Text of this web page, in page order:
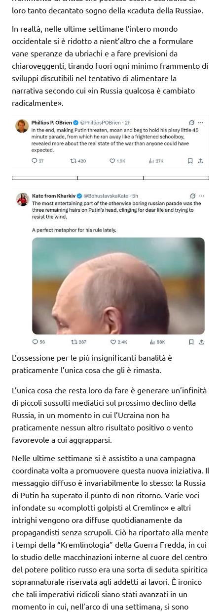
loro tanto decantato sogno della «caduta della Russia».
In realtà, nelle ultime settimane l’intero mondo
occidentale si è ridotto a nient’altro che a formulare
vane speranze da ubriachi e a fare previsioni da
chiaroveggenti, tirando fuori ogni minimo frammento di
sviluppi discutibili nel tentativo di alimentare la
narrativa secondo cui «in Russia qualcosa è cambiato
radicalmente».
L’ossessione per le più insignificanti banalità è
praticamente l’unica cosa che gli è rimasta.
L’unica cosa che resta loro da fare è generare un’infinità
di piccoli sussulti mediatici sul prossimo declino della
Russia, in un momento in cui l’Ucraina non ha
praticamente nessun altro risultato positivo o vento
favorevole a cui aggrapparsi.
Nelle ultime settimane si è assistito a una campagna
coordinata volta a promuovere questa nuova iniziativa. Il
messaggio diffuso è invariabilmente lo stesso: la Russia
di Putin ha superato il punto di non ritorno. Varie voci
infondate su «complotti golpisti al Cremlino» e altri
intrighi vengono ora diffuse quotidianamente da
propagandisti senza scrupoli. Ciò ha riportato alla mente
i tempi della “Kremlinologia” della Guerra Fredda, in cui
lo studio delle macchinazioni interne al cuore del centro
del potere politico russo era una sorta di seduta spiritica
soprannaturale riservata agli addetti ai lavori. È ironico
che tali imperativi ridicoli siano stati avanzati in un
momento in cui, nell’arco di una settimana, si sono